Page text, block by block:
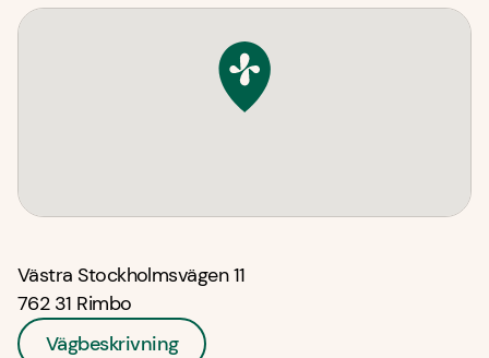
Västra Stockholmsvägen 11
762 31 Rimbo
Vägbeskrivning